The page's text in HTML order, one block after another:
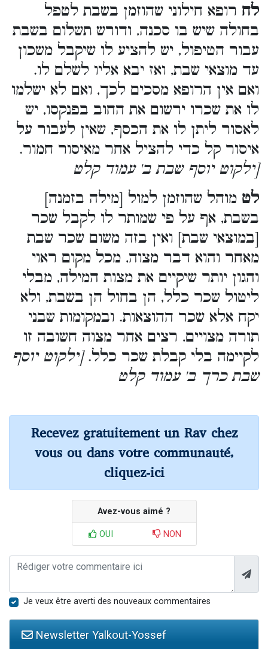
לח רופא חילוני שהוזמן בשבת לטפל
בחולה שיש בו סכנה, ודורש תשלום בשבת
עבור הטיפול, יש להציע לו שיקבל משכון
עד מוצאי שבת, ואז יבא אליו לשלם לו.
ואם אין הרופא מסכים לכך, ואם לא ישלמו
לו את שכרו ירשום את החוב בפנקסו, יש
לאסור ליתן לו את הכסף, שאין לעבור על
איסור קל כדי להציל אחר מאיסור חמור.
[ילקוט יוסף שבת ב' עמוד קלט
לט מוהל שהוזמן למול [מילה בזמנה]
בשבת, אף על פי שמותר לו לקבל שכר
[במוצאי שבת] ואין בזה משום שכר שבת
מאחר והוא דבר מצוה, מכל מקום ראוי
והגון יותר שיקיים את מצות המילה, מבלי
ליטול שכר כלל, הן בחול הן בשבת, ולא
יקח אלא שכר ההוצאות. ובמקומות שבני
תורה מצויים, רצים אחר מצוה חשובה זו
לקיימה בלי קבלת שכר כלל.[ילקוט יוסף
שבת כרך ב' עמוד קלט
Recevez gratuitement un Rav chez
vous ou dans votre communauté,
cliquez-ici
Avez-vous aimé ?
OUI NON
Je veux être averti des nouveaux commentaires
Newsletter Yalkout-Yossef